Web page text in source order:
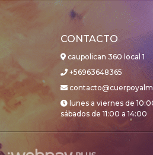
CONTACTO
caupolican 360 local 1
+56963648365
lunes a viernes de
sábados de 11:00 a 14:00